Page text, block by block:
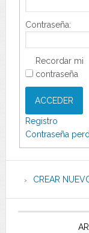
Contraseña:
Recordar mi
contraseña
ACCEDER
Registro
Contraseña
CREAR